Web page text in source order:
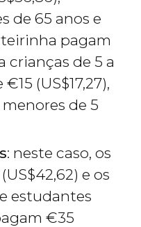
de 65 anos e
pagam
crianças de 5 a
€15 (US$17,27),
de 5
: neste caso, os
US$42,62) e os
estudantes
€35